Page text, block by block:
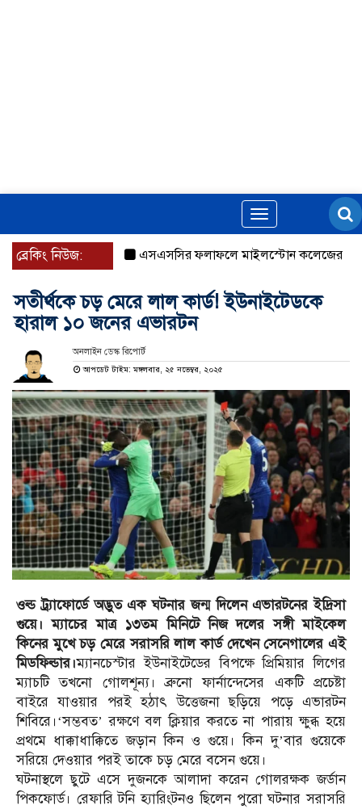
Toggle
navigation
ব্রেকিং নিউজ: এসএসসির ফলাফলে মাইলস্টোন কলেজের
সতীর্থকে চড় মেরে লাল কার্ড! ইউনাইটেডকে
হারাল ১০ জনের এভারটন
অনলাইন ডেস্ক রিপোর্ট
আপডেট টাইম: মঙ্গলবার, ২৫ নভেম্বর, ২০২৫
ওল্ড ট্র্যাফোর্ডে অদ্ভুত এক ঘটনার জন্ম দিলেন এভারটনের ইদ্রিসা
গুয়ে। ম্যাচের মাত্র ১৩তম মিনিটে নিজ দলের সঙ্গী মাইকেল
কিনের মুখে চড় মেরে সরাসরি লাল কার্ড দেখেন সেনেগালের এই
মিডফিল্ডার।ম্যানচেস্টার ইউনাইটেডের বিপক্ষে প্রিমিয়ার লিগের
ম্যাচটি তখনো গোলশূন্য। ব্রুনো ফার্নান্দেসের একটি প্রচেষ্টা
বাইরে যাওয়ার পরই হঠাৎ উত্তেজনা ছড়িয়ে পড়ে এভারটন
শিবিরে।‘সম্ভবত’ রক্ষণে বল ক্লিয়ার করতে না পারায় ক্ষুব্ধ হয়ে
প্রথমে ধাক্কাধাক্কিতে জড়ান কিন ও গুয়ে। কিন দু’বার গুয়েকে
সরিয়ে দেওয়ার পরই তাকে চড় মেরে বসেন গুয়ে।
ঘটনাস্থলে ছুটে এসে দুজনকে আলাদা করেন গোলরক্ষক জর্ডান
পিকফোর্ড। রেফারি টনি হ্যারিংটনও ছিলেন পুরো ঘটনার সরাসরি